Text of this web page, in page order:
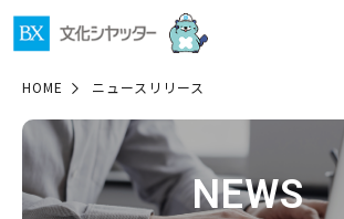
HOME ニュースリリース
NEWS